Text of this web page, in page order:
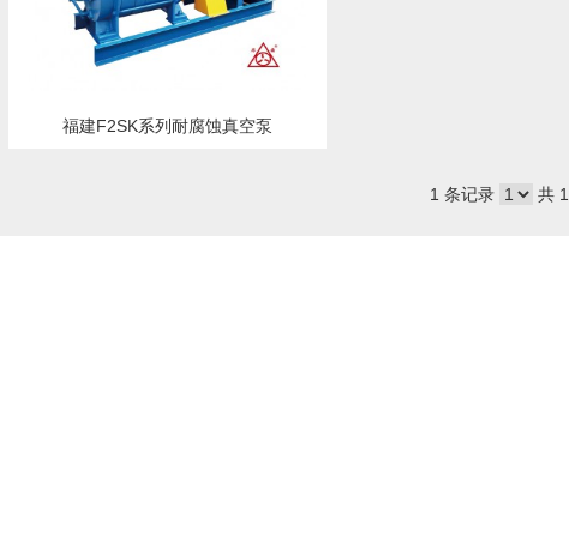
福建F2SK系列耐腐蚀真空泵
1 条记录 共